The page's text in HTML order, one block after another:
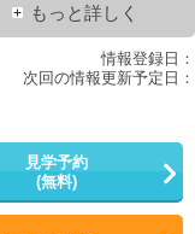
もっと詳しく
情報登録日：
次回の情報更新予定日：
見学予約
(無料)